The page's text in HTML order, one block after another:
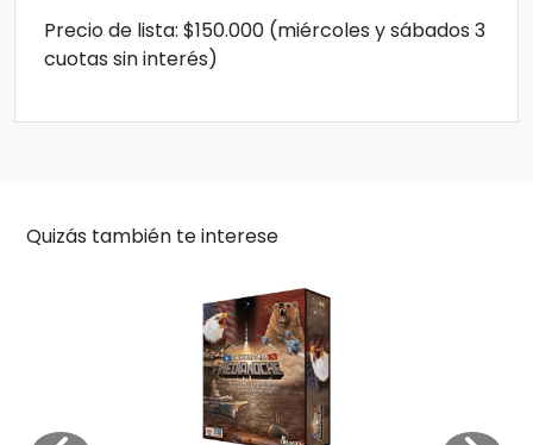
Precio de lista: $150.000 (miércoles y sábados 3
cuotas sin interés)
Quizás también te interese